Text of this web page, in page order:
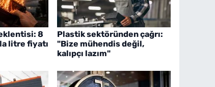
8
litre fiyatı
Plastik sektöründen çağrı:
"Bize mühendis değil,
kalıpçı lazım"